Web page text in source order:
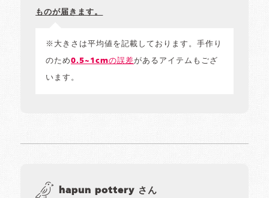
ものが届きます。
※大きさは平均値を記載しております。手作り
のため0.5~1cmの誤差があるアイテムもござ
います。
hapun pottery さん